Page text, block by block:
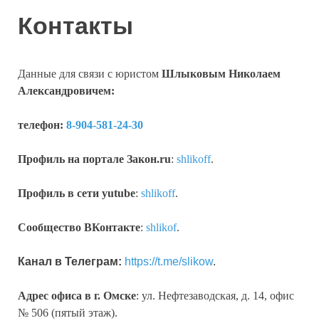
Контакты
Данные для связи с юристом Шлыковым Николаем
Александровичем:
телефон: 8-904-581-24-30
Профиль на портале Закон.ru: shlikoff.
Профиль в сети yutube: shlikoff.
Сообщество ВКонтакте: shlikof.
Канал в Телеграм: https://t.me/slikow.
Адрес офиса в г. Омске: ул. Нефтезаводская, д. 14, офис
№ 506 (пятый этаж).